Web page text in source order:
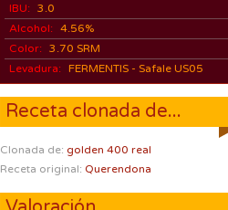
IBU: 3.0
Alcohol: 4.56%
Color: 3.70 SRM
Levadura: FERMENTIS - Safale US05
Receta clonada de...
Clonada de: golden 400 real
Receta original: Querendona